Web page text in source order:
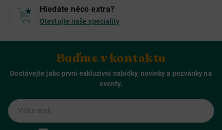
Hledáte něco extra?
Otestujte naše speciality
Buďme v kontaktu
Dostávejte jako první exkluzivní nabídky, novinky a pozvánky na
eventy.
Váš e-mail